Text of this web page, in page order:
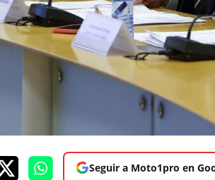
Seguir a Moto1pro en